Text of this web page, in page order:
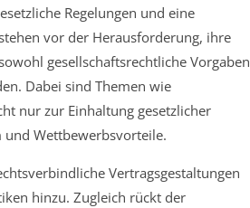
Regelungen und eine
vor der Herausforderung, ihre
gesellschaftsrechtliche Vorgaben
Dabei sind Themen wie
nur zur Einhaltung gesetzlicher
und Wettbewerbsvorteile.
Vertragsgestaltungen
hinzu. Zugleich rückt der